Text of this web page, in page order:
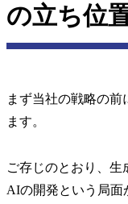
の立ち位
まず当社の戦略の
ます。
ご存じのとおり、生
AIの開発という局